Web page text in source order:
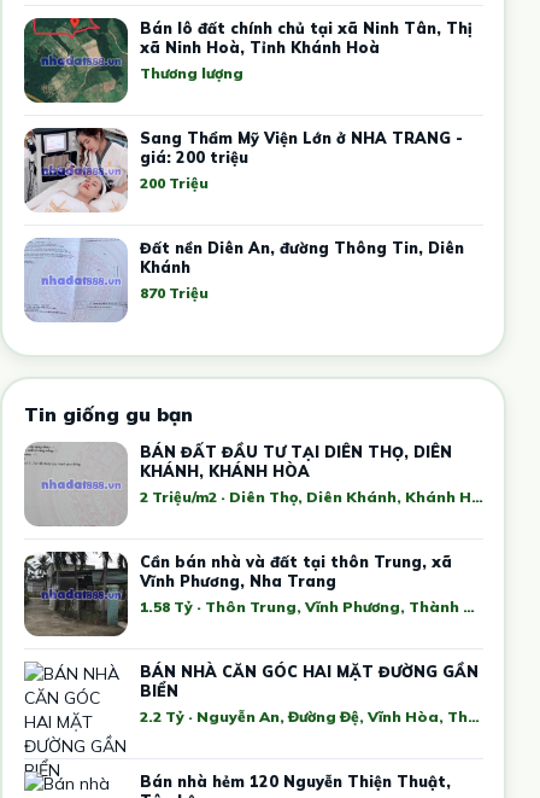
Bán lô đất chính chủ tại xã Ninh Tân, Thị
xã Ninh Hoà, Tỉnh Khánh Hoà
Thương lượng
Sang Thẩm Mỹ Viện Lớn ở NHA TRANG -
giá: 200 triệu
200 Triệu
Đất nền Diên An, đường Thông Tin, Diên
Khánh
870 Triệu
Tin giống gu bạn
BÁN ĐẤT ĐẦU TƯ TẠI DIÊN THỌ, DIÊN
KHÁNH, KHÁNH HÒA
2 Triệu/m2 · Diên Thọ, Diên Khánh, Khánh Hòa, Việt Nam
Cần bán nhà và đất tại thôn Trung, xã
Vĩnh Phương, Nha Trang
1.58 Tỷ · Thôn Trung, Vĩnh Phương, Thành phố Nha Trang, Khánh Hòa, Việt Nam
BÁN NHÀ CĂN GÓC HAI MẶT ĐƯỜNG GẦN
BIỂN
2.2 Tỷ · Nguyễn An, Đường Đệ, Vĩnh Hòa, Thành phố Nha Trang, Khánh Hòa, Việt Nam
Bán nhà hẻm 120 Nguyễn Thiện Thuật,